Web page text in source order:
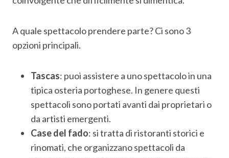
A quale spettacolo prendere parte? Ci sono 3
opzioni principali.
Tascas: puoi assistere a uno spettacolo in una
tipica osteria portoghese. In genere questi
spettacoli sono portati avanti dai proprietari o
da artisti emergenti.
Case del fado: si tratta di ristoranti storici e
rinomati, che organizzano spettacoli da